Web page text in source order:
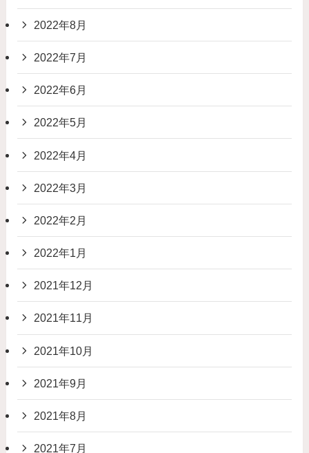
2022年8月
2022年7月
2022年6月
2022年5月
2022年4月
2022年3月
2022年2月
2022年1月
2021年12月
2021年11月
2021年10月
2021年9月
2021年8月
2021年7月